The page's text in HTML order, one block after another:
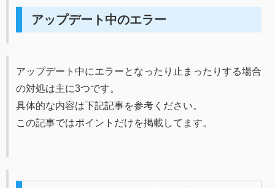
アップデート中のエラー
アップデート中にエラーとなったり止まったりする場合
の対処は主に3つです。
具体的な内容は下記記事を参考ください。
この記事ではポイントだけを掲載してます。